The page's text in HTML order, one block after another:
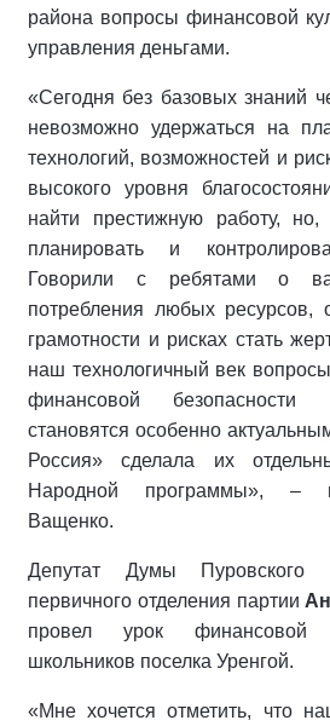
района вопросы финансовой
управления деньгами.
«Сегодня без базовых знаний
невозможно удержаться на
технологий, возможностей и
высокого уровня
найти престижную работу, но,
планировать и
Говорили с ребятами о
потребления любых
грамотности и рисках стать
наш технологичный век
финансовой безопасности
становятся особенно
Россия» сделала их
Народной программы», –
Ващенко.
Депутат Думы Пуровского
первичного отделения партии
провел урок финансовой
школьников поселка Уренгой.
«Мне хочется отметить, что